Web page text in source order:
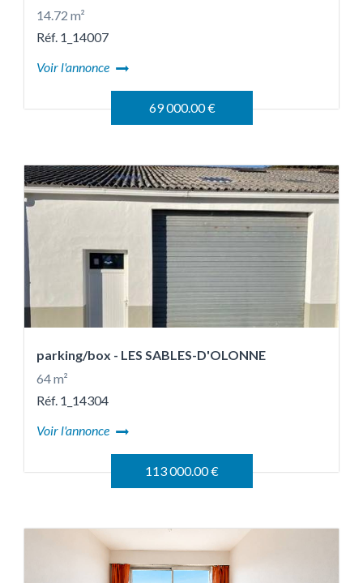
14.72 m²
Réf. 1_14007
Voir l'annonce
69 000.00 €
parking/box - LES SABLES-D'OLONNE
64 m²
Réf. 1_14304
Voir l'annonce
113 000.00 €